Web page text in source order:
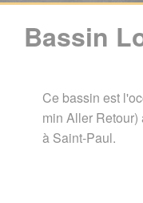
Bassin
Ce bassin est
min Aller
à Saint-Paul.